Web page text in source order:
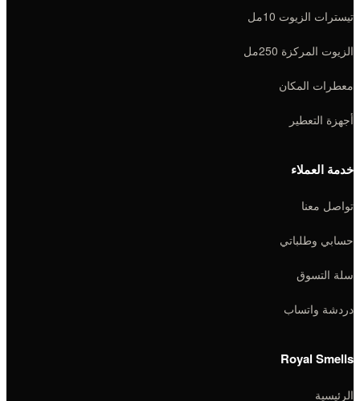
تيسترات الزيوت 10مل
الزيوت المركزة 250مل
معطرات المكان
أجهزة التعطير
خدمة العملاء
تواصل معنا
حسابي وطلباتي
سلة التسوق
دردشة واتساب
Royal Smells
الرئيسية